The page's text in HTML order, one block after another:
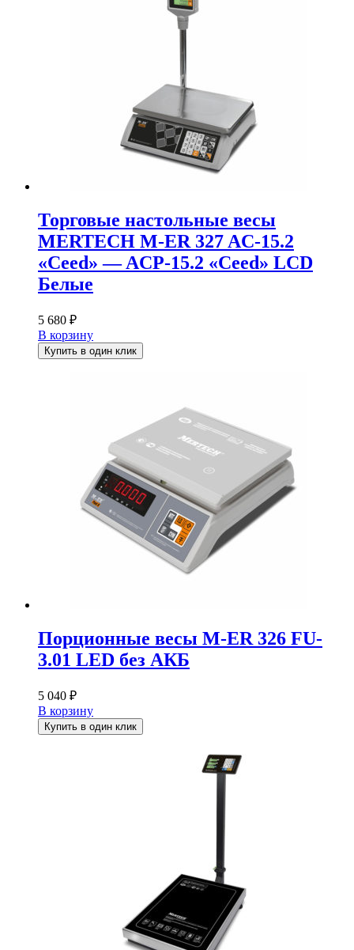
Торговые настольные весы
MERTECH M-ER 327 AC-15.2
«Ceed» — ACP-15.2 «Ceed» LCD
Белые
5 680 ₽
В корзину
Купить в один клик
Порционные весы M-ER 326 FU-
3.01 LED без АКБ
5 040 ₽
В корзину
Купить в один клик